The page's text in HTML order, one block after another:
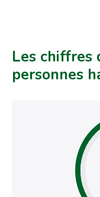
Les chiffres
personnes